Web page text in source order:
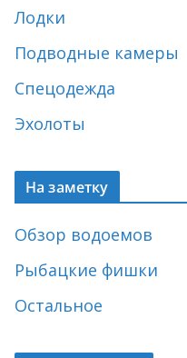
Лодки
Подводные камеры
Спецодежда
Эхолоты
На заметку
Обзор водоемов
Рыбацкие фишки
Остальное